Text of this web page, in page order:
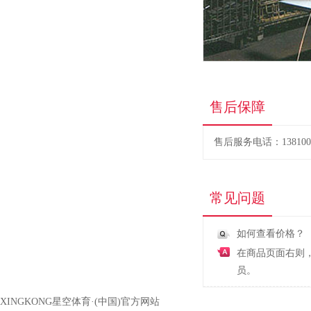
售后保障
售后服务电话：
常见问题
如何查看价格？
在商品页面右则
员。
XINGKONG星空体育·(中国)官方网站